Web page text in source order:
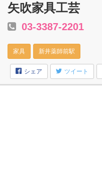
矢吹家具工芸
03-3387-2201
家具 新井薬師前駅
シェア ツイート